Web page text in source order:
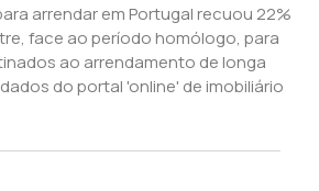
arrendar em Portugal recuou 22%
face ao período homólogo, para
ao arrendamento de longa
do portal 'online' de imobiliário